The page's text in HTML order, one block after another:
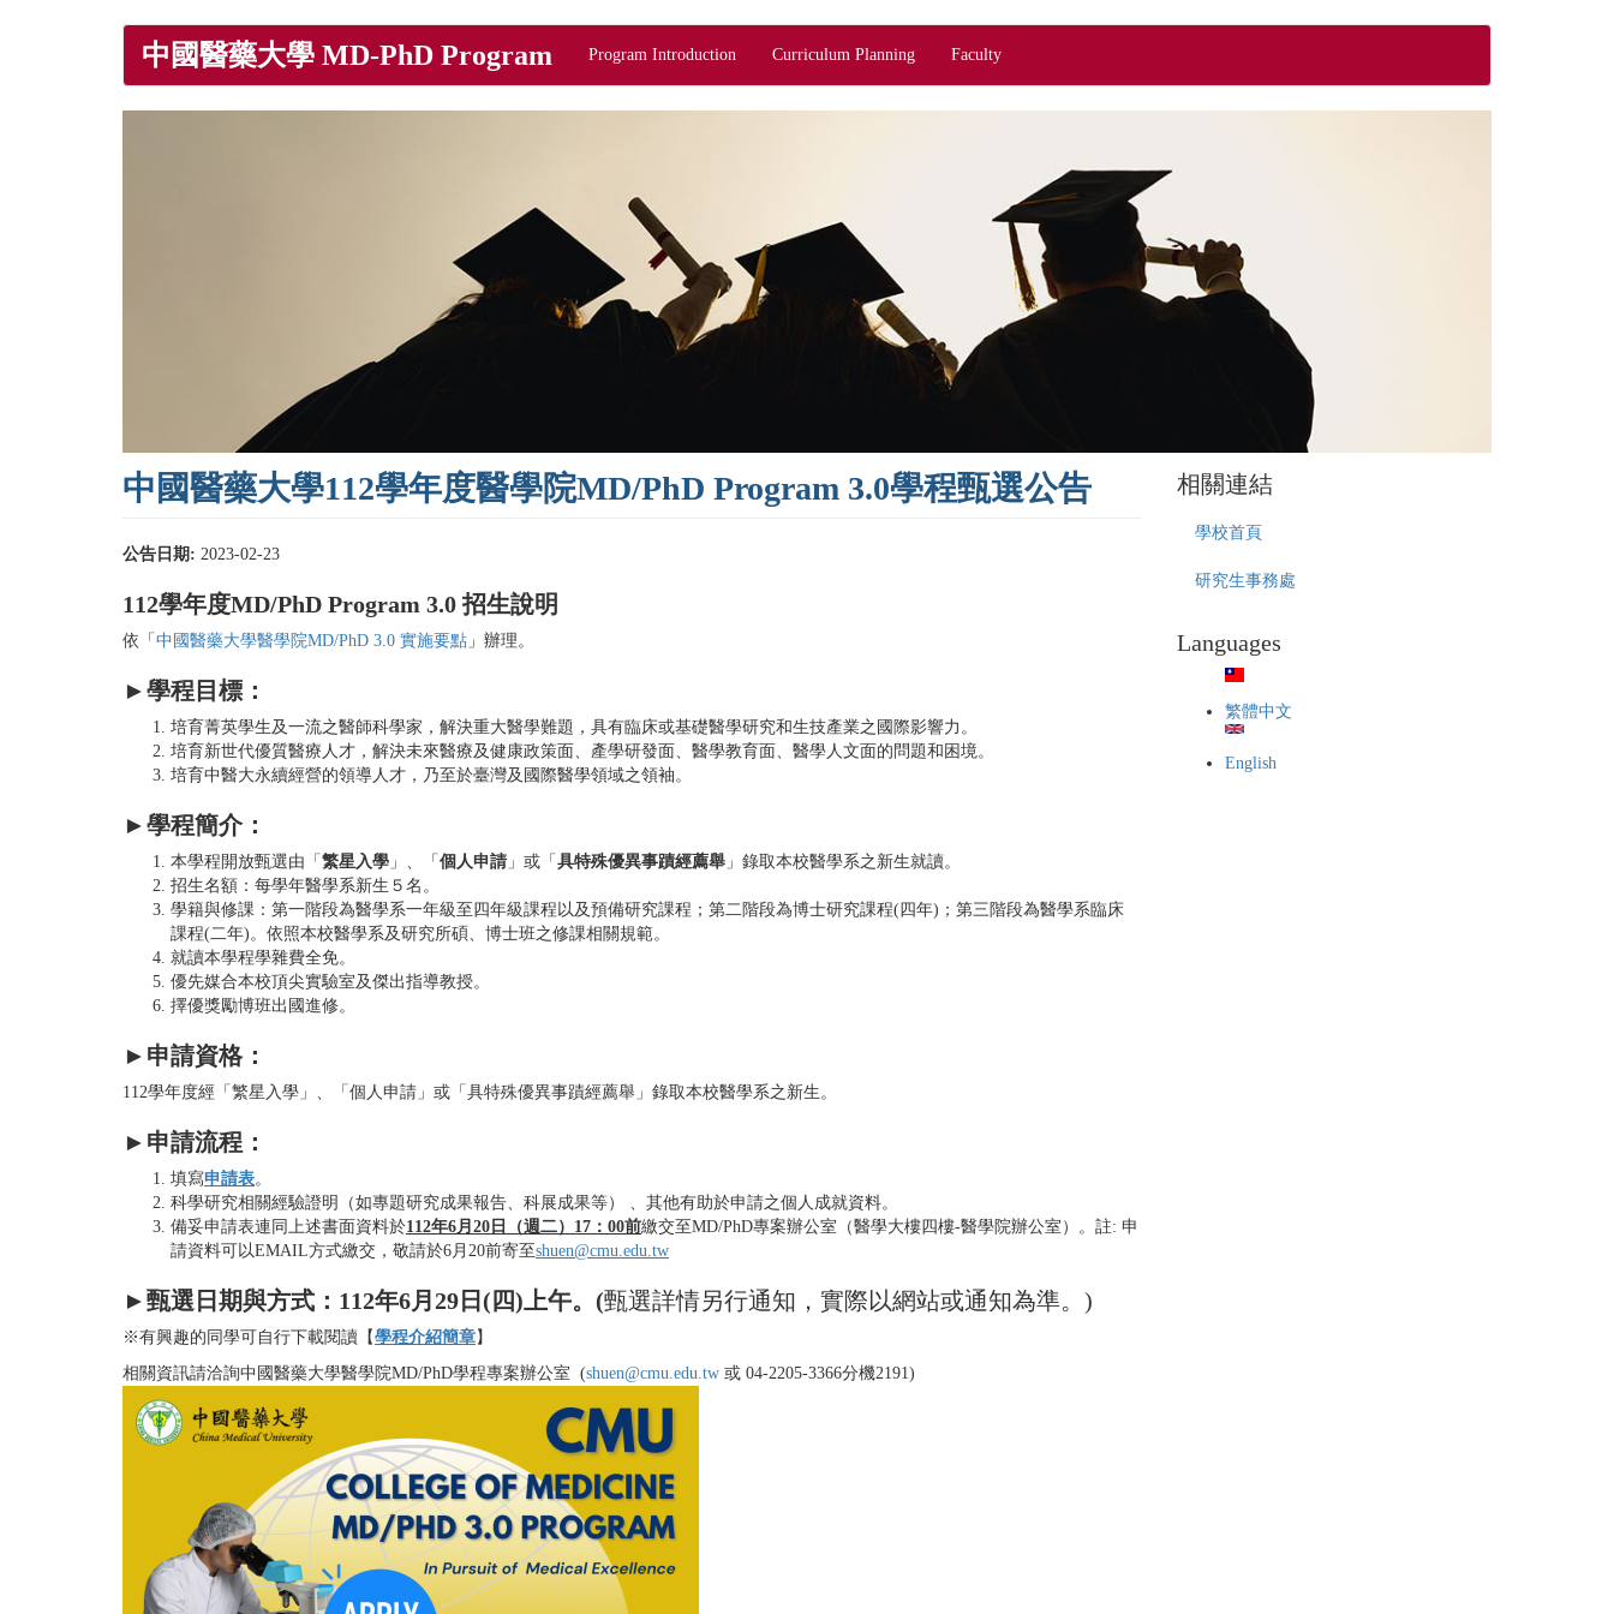
中國醫藥大學 MD-PhD Program Program Introduction Curriculum Planning Faculty
中國醫藥大學112學年度醫學院MD/PhD Program 3.0學程甄選公告
公告日期: 2023-02-23
112學年度MD/PhD Program 3.0 招生說明
依「 中國醫藥大學醫學院MD/PhD 3.0 實施要點 」辦理。
►學程目標：
培育菁英學生及一流之醫師科學家，解決重大醫學難題，具有臨床或基礎醫學研究和生技產業之國際影響力。
培育新世代優質醫療人才，解決未來醫療及健康政策面、產學研發面、醫學教育面、醫學人文面的問題和困境。
培育中醫大永續經營的領導人才，乃至於臺灣及國際醫學領域之領袖。
►學程簡介：
本學程開放甄選由「 繁星入學 」、「 個人申請 」或「 具特殊優異事蹟經薦舉 」錄取本校醫學系之新生就讀。
招生名額：每學年醫學系新生５名。
學籍與修課：第一階段為醫學系一年級至四年級課程以及預備研究課程；第二階段為博士研究課程(四年)；第三階段為醫學系臨床
課程(二年)。依照本校醫學系及研究所碩、博士班之修課相關規範。
就讀本學程學雜費全免。
優先媒合本校頂尖實驗室及傑出指導教授。
擇優獎勵博班出國進修。
► 申請資格：
112學年度經「繁星入學」、「個人申請」或「具特殊優異事蹟經薦舉」錄取本校醫學系之新生。
►申請流程：
填寫申請表。
科學研究相關經驗證明（如專題研究成果報告、科展成果等） 、其他有助於申請之個人成就資料。
備妥申請表連同上述書面資料於112年6月20日（週二）17：00前繳交至MD/PhD專案辦公室（醫學大樓四樓-醫學院辦公室）。註: 申
請資料可以EMAIL方式繳交，敬請於6月20前寄至shuen@cmu.edu.tw
►甄選日期與方式：112年6月29日(四)上午。(甄選詳情另行通知，實際以網站或通知為準。)
※有興趣的同學可自行下載閱讀【學程介紹簡章】
相關資訊請洽詢中國醫藥大學醫學院MD/PhD學程專案辦公室 (shuen@cmu.edu.tw 或 04-2205-3366分機2191)
相關連結
學校首頁
研究生事務處
Languages
繁體中文
English